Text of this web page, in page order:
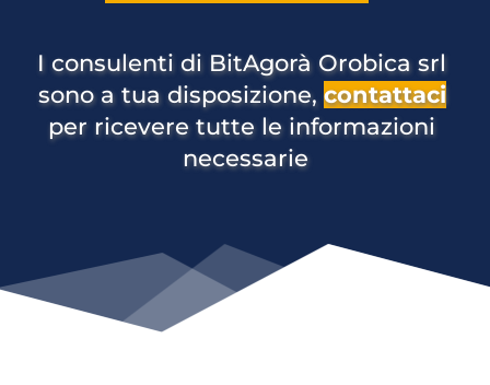
I consulenti di BitAgorà Orobica srl
sono a tua disposizione, contattaci
per ricevere tutte le informazioni
necessarie